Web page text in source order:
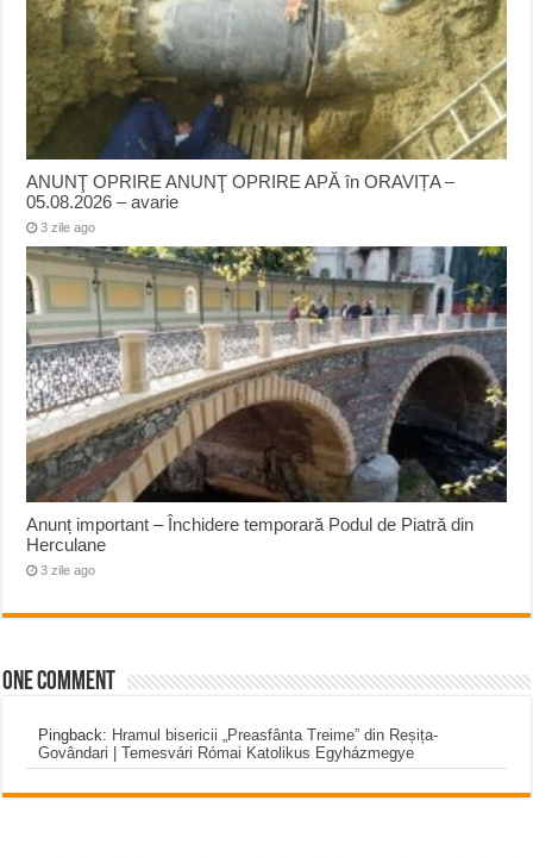
ANUNŢ OPRIRE ANUNŢ OPRIRE APĂ în ORAVIȚA –
05.08.2026 – avarie
3 zile ago
Anunț important – Închidere temporară Podul de Piatră din
Herculane
3 zile ago
One comment
Pingback: Hramul bisericii „Preasfânta Treime” din Reșița-
Govândari | Temesvári Római Katolikus Egyházmegye